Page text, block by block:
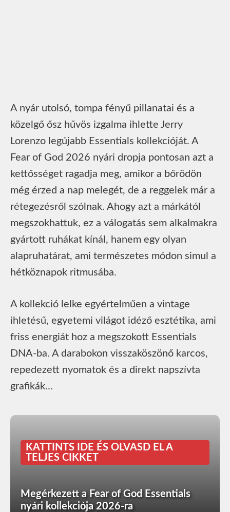
A nyár utolsó, tompa fényű pillanatai és a
közelgő ősz hűvös izgalma ihlette Jerry
Lorenzo legújabb Essentials kollekcióját. A
Fear of God 2026 nyári dropja pontosan azt a
kettősséget ragadja meg, amikor a bőrödön
még érzed a nap melegét, de a reggelek már a
rétegezésről szólnak. Ahogy azt a márkától
megszokhattuk, ez a válogatás sem alkalmakra
gyártott ruhákat kínál, hanem egy olyan
alapruhatárat, ami természetes módon simul a
hétköznapok ritmusába.
A kollekció lelke egyértelműen a vintage
ihletésű, egyetemi világot idéző esztétika, ami
friss energiát hoz a megszokott Essentials
DNA-ba. A darabokon visszaköszönő karcos,
repedezett nyomatok és a direkt napszívta
grafikák…
KATTINTS IDE ÉS OLVASD EL A
TELJES CIKKET
Megérkezett a Fear of God Essentials
nyári kollekciója 2026-ra